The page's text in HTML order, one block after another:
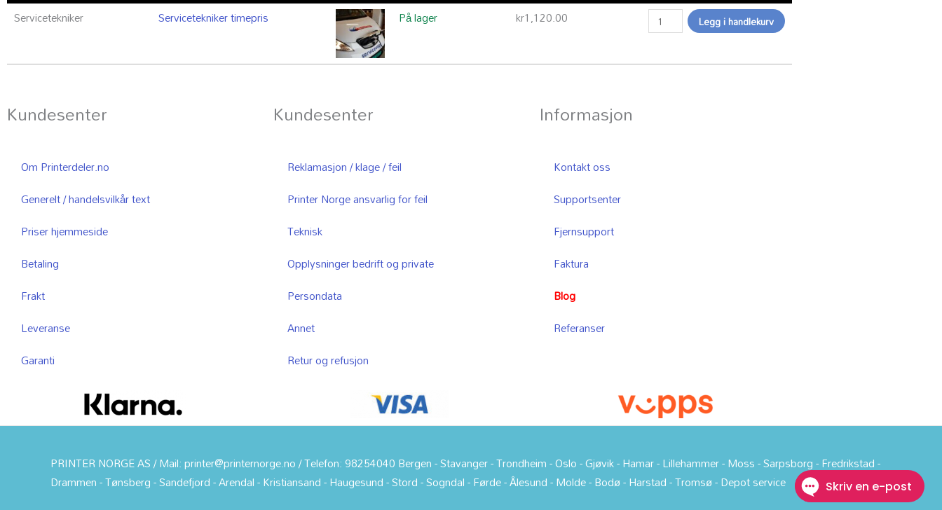
Servicetekniker
Servicetekniker timepris På lager kr1,120.00 Legg i handlekurv
Kundesenter
Om Printerdeler.no
Generelt / handelsvilkår text
Priser hjemmeside
Betaling
Frakt
Leveranse
Garanti
Kundesenter
Reklamasjon / klage / feil
Printer Norge ansvarlig for feil
Teknisk
Opplysninger bedrift og private
Persondata
Annet
Retur og refusjon
Informasjon
Kontakt oss
Supportsenter
Fjernsupport
Faktura
Blog
Referanser
PRINTER NORGE AS / Mail: printer@printernorge.no / Telefon: 98254040 Bergen - Stavanger - Trondheim - Oslo - Gjøvik - Hamar - Lillehammer - Moss - Sarpsborg - Fredrikstad -
Drammen - Tønsberg - Sandefjord - Arendal - Kristiansand - Haugesund - Stord - Sogndal - Førde - Ålesund - Molde - Bodø - Harstad - Tromsø - Depot service